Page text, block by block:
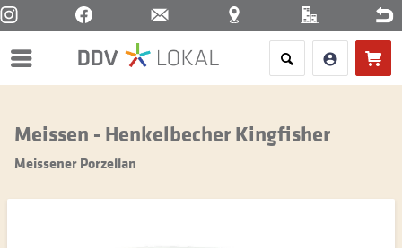
Menü
Meissen - Henkelbecher Kingfisher
Meissener Porzellan